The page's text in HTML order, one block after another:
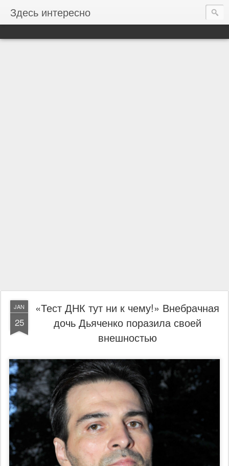
Здесь интересно
JAN
25
«Тест ДНК тут ни к чему!» Внебрачная
дочь Дьяченко поразила своей
внешностью